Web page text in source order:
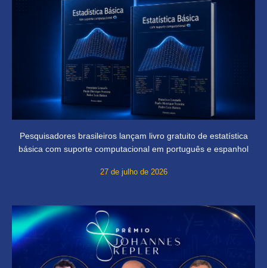
Pesquisadores brasileiros lançam livro gratuito de estatística
básica com suporte computacional em português e espanhol
27 de julho de 2026